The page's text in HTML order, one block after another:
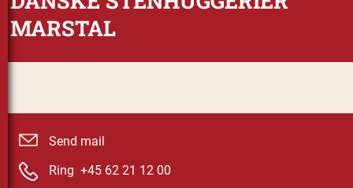
MARSTAL
Send mail
Ring +45 62 21 12 00